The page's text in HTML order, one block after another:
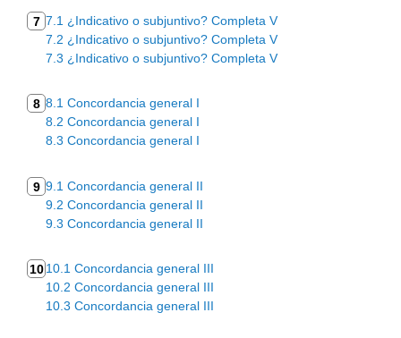
7 7.1 ¿Indicativo o subjuntivo? Completa V
7.2 ¿Indicativo o subjuntivo? Completa V
7.3 ¿Indicativo o subjuntivo? Completa V
8 8.1 Concordancia general I
8.2 Concordancia general I
8.3 Concordancia general I
9 9.1 Concordancia general II
9.2 Concordancia general II
9.3 Concordancia general II
10 10.1 Concordancia general III
10.2 Concordancia general III
10.3 Concordancia general III